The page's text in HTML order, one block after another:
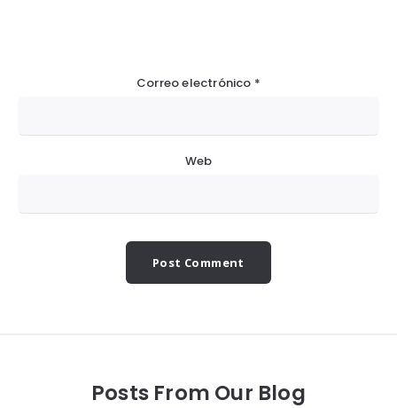
Correo electrónico *
Web
Posts From Our Blog